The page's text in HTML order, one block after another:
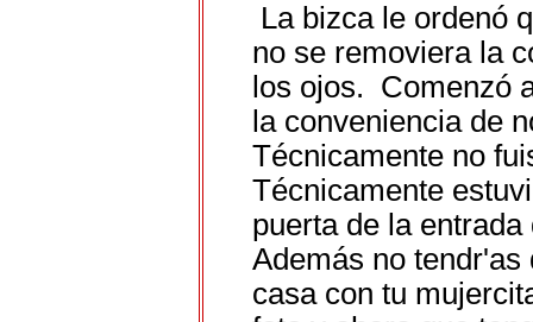
La bizca le ordenó
no se removiera la
los ojos. Comenzó
la conveniencia de
Técnicamente no
Técnicamente
puerta de la
Además no tendr'as
casa con tu